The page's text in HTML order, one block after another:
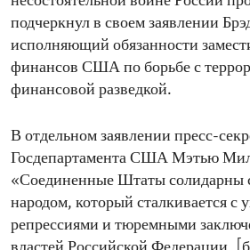
подчеркнул в своем заявлении
исполняющий обязанности
финансов США по борьбе с
финансовой разведкой.
В отдельном заявлении пресс-
Госдепартамента США Мэтью
«Соединенные Штаты солидарны
народом, который сталкивается с
репрессиями и тюремными